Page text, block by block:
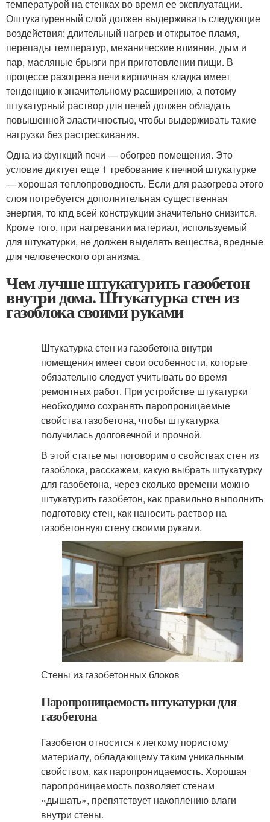
температурой на стенках во время ее эксплуатации.
Оштукатуренный слой должен выдерживать следующие
воздействия: длительный нагрев и открытое пламя,
перепады температур, механические влияния, дым и
пар, масляные брызги при приготовлении пищи. В
процессе разогрева печи кирпичная кладка имеет
тенденцию к значительному расширению, а потому
штукатурный раствор для печей должен обладать
повышенной эластичностью, чтобы выдерживать такие
нагрузки без растрескивания.
Одна из функций печи — обогрев помещения. Это
условие диктует еще 1 требование к печной штукатурке
— хорошая теплопроводность. Если для разогрева этого
слоя потребуется дополнительная существенная
энергия, то кпд всей конструкции значительно снизится.
Кроме того, при нагревании материал, используемый
для штукатурки, не должен выделять вещества, вредные
для человеческого организма.
Чем лучше штукатурить газобетон
внутри дома. Штукатурка стен из
газоблока своими руками
Штукатурка стен из газобетона внутри
помещения имеет свои особенности, которые
обязательно следует учитывать во время
ремонтных работ. При устройстве штукатурки
необходимо сохранять паропроницаемые
свойства газобетона, чтобы штукатурка
получилась долговечной и прочной.
В этой статье мы поговорим о свойствах стен из
газоблока, расскажем, какую выбрать штукатурку
для газобетона, через сколько времени можно
штукатурить газобетон, как правильно выполнить
подготовку стен, как наносить раствор на
газобетонную стену своими руками.
Стены из газобетонных блоков
Паропроницаемость штукатурки для
газобетона
Газобетон относится к легкому пористому
материалу, обладающему таким уникальным
свойством, как паропроницаемость. Хорошая
паропроницаемость позволяет стенам
«дышать», препятствует накоплению влаги
внутри стены.